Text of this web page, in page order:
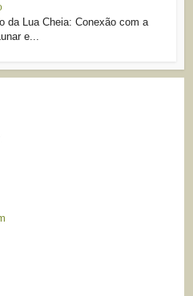
da Lua Cheia: Conexão com a
e...